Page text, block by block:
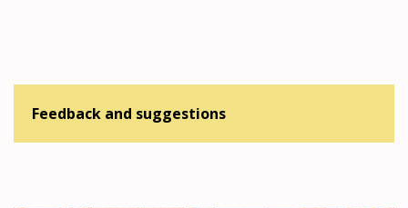
Feedback and suggestions